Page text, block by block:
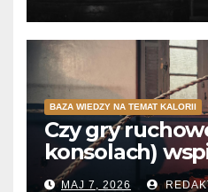
BAZA WIEDZY NA TEMAT KALORII
Czy gry
konsolach)
spalanie
MAJ 7, 2026